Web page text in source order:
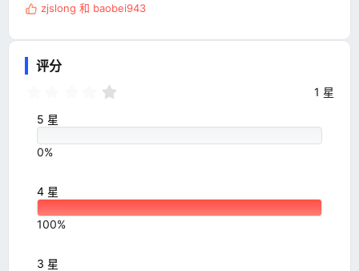
反
:
zjslong 和 baobei943
评分
0
星
1 星
5 星
0%
4 星
100%
3 星